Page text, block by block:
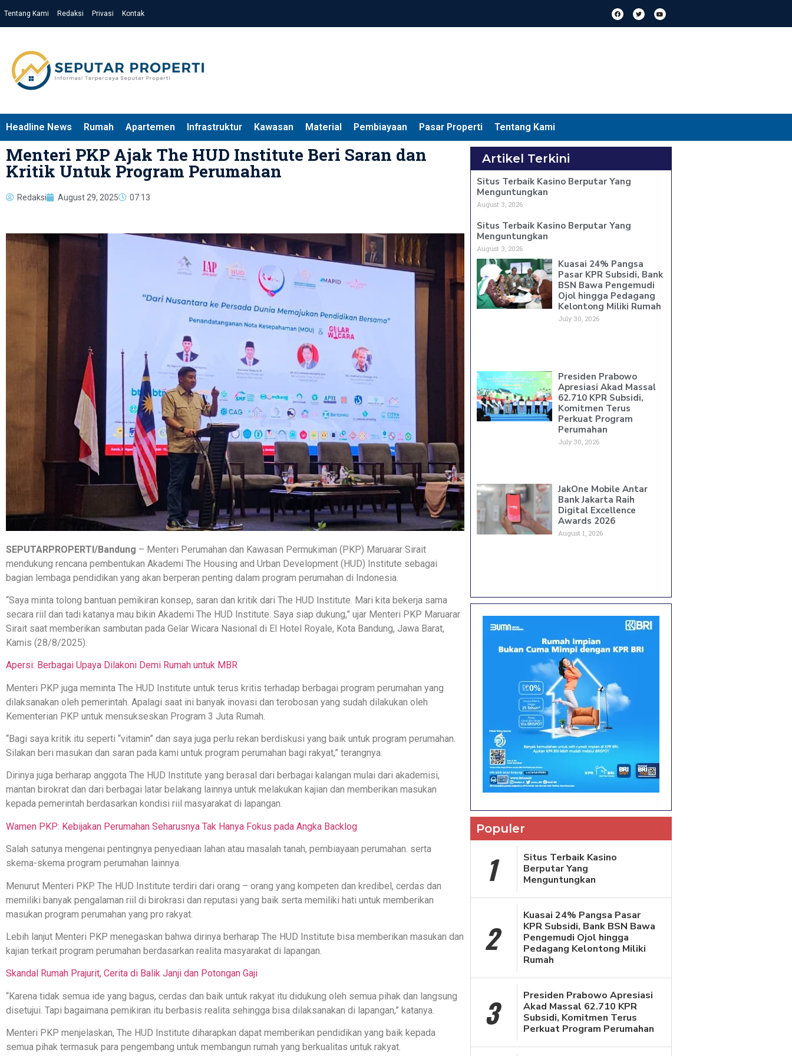
Tentang Kami Redaksi Privasi Kontak
Headline News Rumah Apartemen Infrastruktur Kawasan Material Pembiayaan Pasar Properti Tentang Kami
Menteri PKP Ajak The HUD Institute Beri Saran dan
Kritik Untuk Program Perumahan
Redaksi August 29, 2025 07:13
SEPUTARPROPERTI/Bandung – Menteri Perumahan dan Kawasan Permukiman (PKP) Maruarar Sirait
mendukung rencana pembentukan Akademi The Housing and Urban Development (HUD) Institute sebagai
bagian lembaga pendidikan yang akan berperan penting dalam program perumahan di Indonesia.
“Saya minta tolong bantuan pemikiran konsep, saran dan kritik dari The HUD Institute. Mari kita bekerja sama
secara riil dan tadi katanya mau bikin Akademi The HUD Institute. Saya siap dukung,” ujar Menteri PKP Maruarar
Sirait saat memberikan sambutan pada Gelar Wicara Nasional di El Hotel Royale, Kota Bandung, Jawa Barat,
Kamis (28/8/2025).
Apersi: Berbagai Upaya Dilakoni Demi Rumah untuk MBR
Menteri PKP juga meminta The HUD Institute untuk terus kritis terhadap berbagai program perumahan yang
dilaksanakan oleh pemerintah. Apalagi saat ini banyak inovasi dan terobosan yang sudah dilakukan oleh
Kementerian PKP untuk mensukseskan Program 3 Juta Rumah.
“Bagi saya kritik itu seperti “vitamin” dan saya juga perlu rekan berdiskusi yang baik untuk program perumahan.
Silakan beri masukan dan saran pada kami untuk program perumahan bagi rakyat,” terangnya.
Dirinya juga berharap anggota The HUD Institute yang berasal dari berbagai kalangan mulai dari akademisi,
mantan birokrat dan dari berbagai latar belakang lainnya untuk melakukan kajian dan memberikan masukan
kepada pemerintah berdasarkan kondisi riil masyarakat di lapangan.
Wamen PKP: Kebijakan Perumahan Seharusnya Tak Hanya Fokus pada Angka Backlog
Salah satunya mengenai pentingnya penyediaan lahan atau masalah tanah, pembiayaan perumahan. serta
skema-skema program perumahan lainnya.
Menurut Menteri PKP. The HUD Institute terdiri dari orang – orang yang kompeten dan kredibel, cerdas dan
memiliki banyak pengalaman riil di birokrasi dan reputasi yang baik serta memiliki hati untuk memberikan
masukan program perumahan yang pro rakyat.
Lebih lanjut Menteri PKP menegaskan bahwa dirinya berharap The HUD Institute bisa memberikan masukan dan
kajian terkait program perumahan berdasarkan realita masyarakat di lapangan.
Skandal Rumah Prajurit, Cerita di Balik Janji dan Potongan Gaji
“Karena tidak semua ide yang bagus, cerdas dan baik untuk rakyat itu didukung oleh semua pihak dan langsung
disetujui. Tapi bagaimana pemikiran itu berbasis realita sehingga bisa dilaksanakan di lapangan,” katanya.
Menteri PKP menjelaskan, The HUD Institute diharapkan dapat memberikan pendidikan yang baik kepada
semua pihak termasuk para pengembang untuk membangun rumah yang berkualitas untuk rakyat.
Artikel Terkini
Situs Terbaik Kasino Berputar Yang
Menguntungkan
August 3, 2026
Situs Terbaik Kasino Berputar Yang
Menguntungkan
August 3, 2026
Kuasai 24% Pangsa
Pasar KPR Subsidi, Bank
BSN Bawa Pengemudi
Ojol hingga Pedagang
Kelontong Miliki Rumah
July 30, 2026
Presiden Prabowo
Apresiasi Akad Massal
62.710 KPR Subsidi,
Komitmen Terus
Perkuat Program
Perumahan
July 30, 2026
JakOne Mobile Antar
Bank Jakarta Raih
Digital Excellence
Awards 2026
August 1, 2026
Populer
1
Situs Terbaik Kasino
Berputar Yang
Menguntungkan
2
Kuasai 24% Pangsa Pasar
KPR Subsidi, Bank BSN Bawa
Pengemudi Ojol hingga
Pedagang Kelontong Miliki
Rumah
3
Presiden Prabowo Apresiasi
Akad Massal 62.710 KPR
Subsidi, Komitmen Terus
Perkuat Program Perumahan